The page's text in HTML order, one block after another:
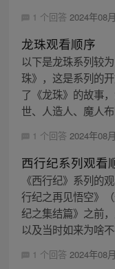
1 个回答 2024年08
龙珠观看顺序
以下是龙珠系列较
珠》，这是系列的
了《龙珠》的故事
世、人造人、魔人
1 个回答 2024年08
西行纪系列观看
《西行纪》系列的
行纪之再见悟空》
纪之集结篇》之前
以及当时如来为啥
1 个回答 2024年08